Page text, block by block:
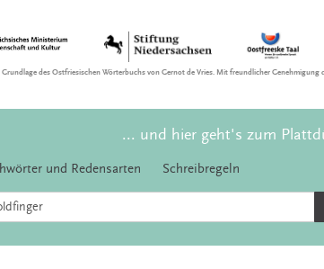
Grundlage des Ostfriesischen Wörterbuchs von Gernot de Vries. Mit freundlicher Genehmigung
... und hier geht's zum
und Redensarten Schreibregeln